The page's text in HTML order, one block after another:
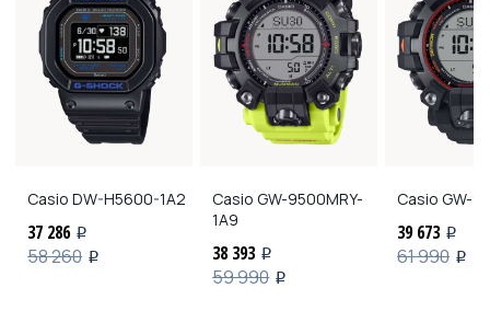
Casio DW-H5600-1A2
37 286 i
58 260 i
Casio GW-9500MRY-
1A9
38 393 i
59 990 i
Casio GW-
39 673 i
61 990 i